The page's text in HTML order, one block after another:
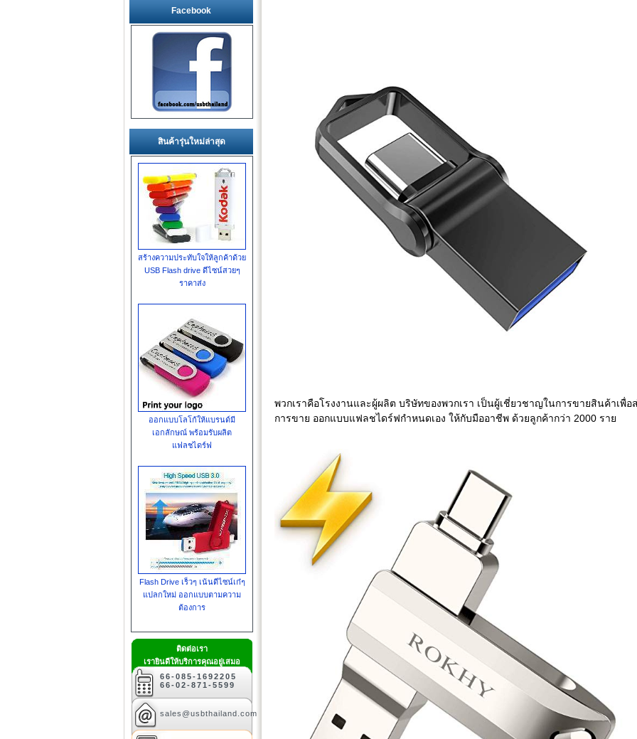
พวกเราคือโรงงานและผู้ผลิต บริษัทของพวกเรา เป็นผู้เชี่ยวชาญในการขายสินค้าเพื่อ
การขาย ออกแบบแฟลชไดร์ฟกำหนดเอง ให้กับมืออาชีพ ด้วยลูกค้ากว่า 2000 ราย
Facebook
สินค้ารุ่นใหม่ล่าสุด
สร้างความประทับใจให้ลูกค้าด้วย
USB Flash drive ดีไซน์สวยๆ
ราคาส่ง
ออกแบบโลโก้ให้แบรนด์มี
เอกลักษณ์ พร้อมรับผลิต
แฟลชไดร์ฟ
Flash Drive เร็วๆ เน้นดีไซน์เก๋ๆ
แปลกใหม่ ออกแบบตามความ
ต้องการ
ติดต่อเรา
เรายินดีให้บริการคุณอยู่เสมอ
66-085-1692205
66-02-871-5599
sales@usbthailand.com